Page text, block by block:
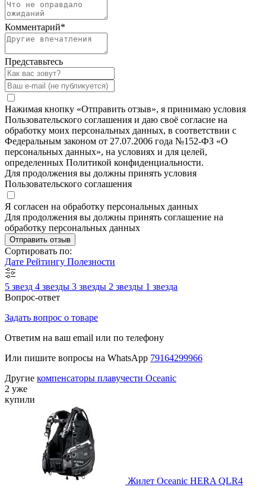
Комментарий*
Представьтесь
Нажимая кнопку «Отправить отзыв», я принимаю условия
Пользовательского соглашения и даю своё согласие на
обработку моих персональных данных, в соответствии с
Федеральным законом от 27.07.2006 года №152-ФЗ «О
персональных данных», на условиях и для целей,
определенных Политикой конфиденциальности.
Для продолжения вы должны принять условия
Пользовательского соглашения
Я согласен на обработку персональных данных
Для продолжения вы должны принять соглашение на
обработку персональных данных
Отправить отзыв
Сортировать по:
Дате Рейтингу Полезности
5 звезд 4 звезды 3 звезды 2 звезды 1 звезда
Вопрос-ответ
Задать вопрос о товаре
Ответим на ваш email или по телефону
Или пишите вопросы на WhatsApp 79164299966
Другие компенсаторы плавучести Oceanic
2 уже
купили
Жилет Oceanic HERA QLR4